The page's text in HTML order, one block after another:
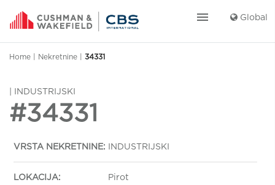
menu Global
Home Nekretnine 34331
| INDUSTRIJSKI
#34331
VRSTA NEKRETNINE: INDUSTRIJSKI
LOKACIJA: Pirot